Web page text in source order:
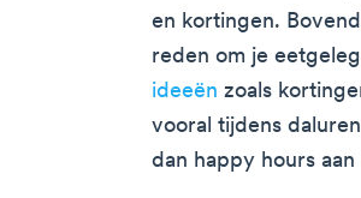
en kortingen.
reden om je
ideeën zoals
vooral tijdens
dan happy hours